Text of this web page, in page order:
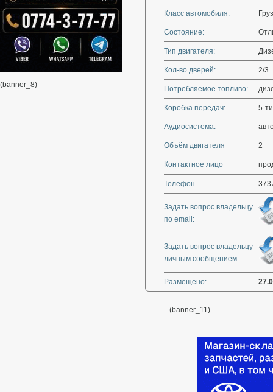
(banner_8)
Класс автомобиля:
Состояние:
Тип двигателя:
Кол-во дверей: 2/3
Потребляемое топливо:
Коробка передач: 5-
Аудиосистема:
Объём двигателя 2
Контактное лицо
Телефон
Задать вопрос владельцу
по email:
Задать вопрос владельцу
личным сообщением:
Размещено:
(banner_11)